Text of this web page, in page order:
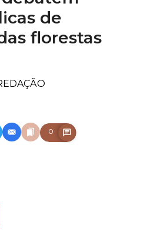
de
florestas
0